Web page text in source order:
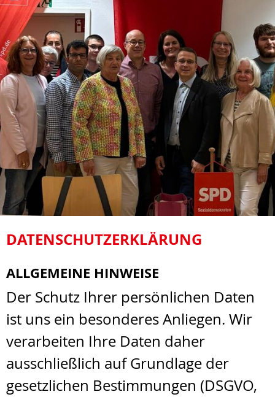
DATENSCHUTZERKLÄRUNG
ALLGEMEINE HINWEISE
Der Schutz Ihrer persönlichen Daten
ist uns ein besonderes Anliegen. Wir
verarbeiten Ihre Daten daher
ausschließlich auf Grundlage der
gesetzlichen Bestimmungen (DSGVO,